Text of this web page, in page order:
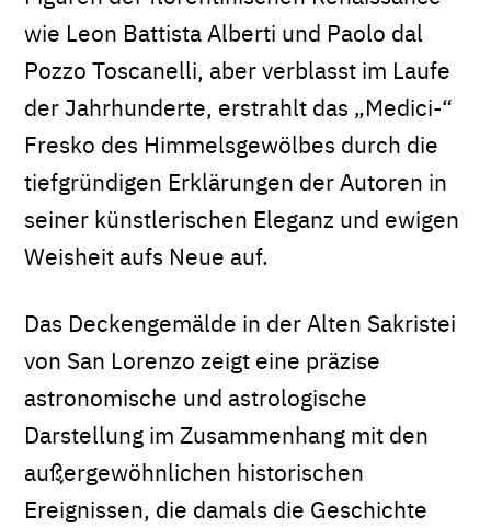
wie Leon Battista Alberti und Paolo dal
Pozzo Toscanelli, aber verblasst im Laufe
der Jahrhunderte, erstrahlt das „Medici-“
Fresko des Himmelsgewölbes durch die
tiefgründigen Erklärungen der Autoren in
seiner künstlerischen Eleganz und ewigen
Weisheit aufs Neue auf.
Das Deckengemälde in der Alten Sakristei
von San Lorenzo zeigt eine präzise
astronomische und astrologische
Darstellung im Zusammenhang mit den
außergewöhnlichen historischen
Ereignissen, die damals die Geschichte